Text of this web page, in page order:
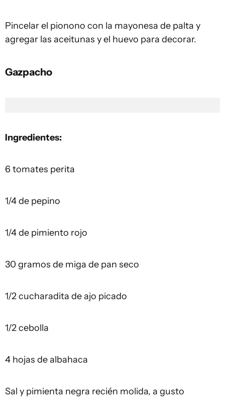
Pincelar el pionono con la mayonesa de palta y
agregar las aceitunas y el huevo para decorar.
Gazpacho
Ingredientes:
6 tomates perita
1/4 de pepino
1/4 de pimiento rojo
30 gramos de miga de pan seco
1/2 cucharadita de ajo picado
1/2 cebolla
4 hojas de albahaca
Sal y pimienta negra recién molida, a gusto